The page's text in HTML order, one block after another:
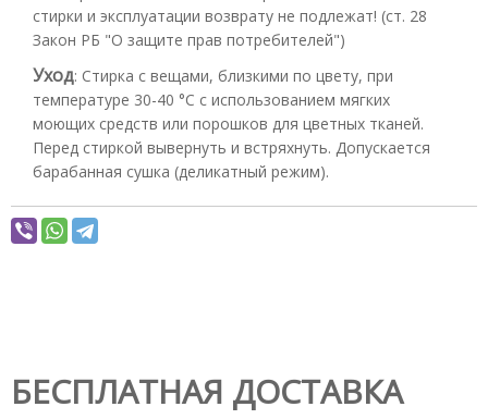
стирки и эксплуатации возврату не подлежат! (ст. 28
Закон РБ "О защите прав потребителей")
Уход: Стирка с вещами, близкими по цвету, при
температуре 30-40 °С с использованием мягких
моющих средств или порошков для цветных тканей.
Перед стиркой вывернуть и встряхнуть. Допускается
барабанная сушка (деликатный режим).
БЕСПЛАТНАЯ ДОСТАВКА